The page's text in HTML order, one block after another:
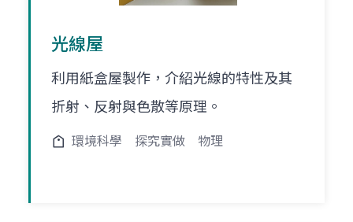
光線屋
利用紙盒屋製作，介紹光線的特性及其
折射、反射與色散等原理。
環境科學 探究實做 物理